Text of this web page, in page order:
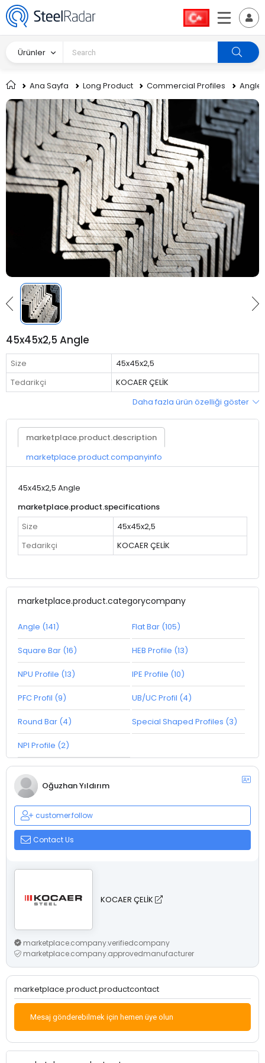
Ürünler
Ana Sayfa Long Product Commercial Profiles Angle
45x45x2,5 Angle
Size
45x45x2,5
Tedarikçi
KOCAER ÇELİK
Daha fazla ürün özelliği göster
marketplace.product.description
marketplace.product.companyinfo
45x45x2,5 Angle
marketplace.product.specifications
Size
45x45x2,5
Tedarikçi
KOCAER ÇELİK
marketplace.product.categorycompany
Angle (141) Flat Bar (105)
Square Bar (16) HEB Profile (13)
NPU Profile (13) IPE Profile (10)
PFC Profil (9) UB/UC Profil (4)
Round Bar (4) Special Shaped Profiles (3)
NPI Profile (2)
Oğuzhan Yıldırım
customer.follow
Contact Us
KOCAER ÇELİK
marketplace.company.verifiedcompany
marketplace.company.approvedmanufacturer
marketplace.product.productcontact
Mesaj gönderebilmek için hemen üye olun